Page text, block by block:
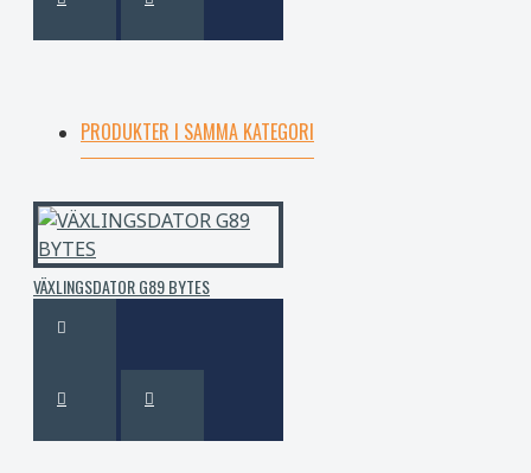
PRODUKTER I SAMMA KATEGORI
VÄXLINGSDATOR G89 BYTES